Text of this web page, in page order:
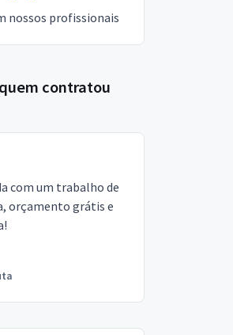
nossos profissionais
contratou
com um trabalho de
orçamento grátis e